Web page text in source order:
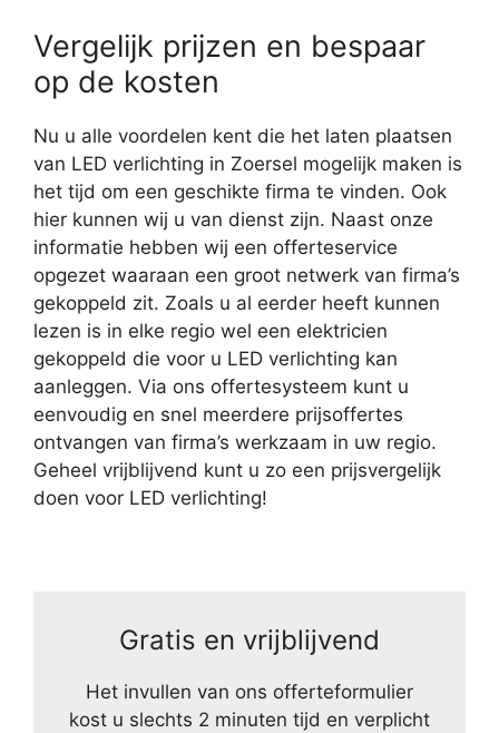
Vergelijk prijzen en bespaar
op de kosten
Nu u alle voordelen kent die het laten plaatsen
van LED verlichting in Zoersel mogelijk maken is
het tijd om een geschikte firma te vinden. Ook
hier kunnen wij u van dienst zijn. Naast onze
informatie hebben wij een offerteservice
opgezet waaraan een groot netwerk van firma’s
gekoppeld zit. Zoals u al eerder heeft kunnen
lezen is in elke regio wel een elektricien
gekoppeld die voor u LED verlichting kan
aanleggen. Via ons offertesysteem kunt u
eenvoudig en snel meerdere prijsoffertes
ontvangen van firma’s werkzaam in uw regio.
Geheel vrijblijvend kunt u zo een prijsvergelijk
doen voor LED verlichting!
Gratis en vrijblijvend
Het invullen van ons offerteformulier
kost u slechts 2 minuten tijd en verplicht